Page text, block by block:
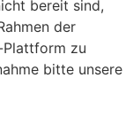
bereit sind,
der
Plattform zu
bitte unsere